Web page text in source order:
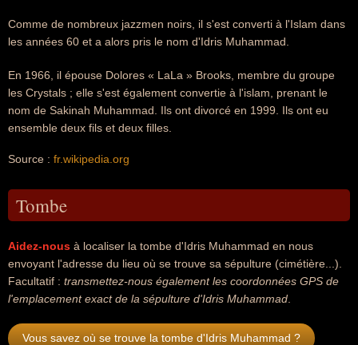
Comme de nombreux jazzmen noirs, il s'est converti à l'Islam dans
les années 60 et a alors pris le nom d'Idris Muhammad.
En 1966, il épouse Dolores « LaLa » Brooks, membre du groupe
les Crystals ; elle s'est également convertie à l'islam, prenant le
nom de Sakinah Muhammad. Ils ont divorcé en 1999. Ils ont eu
ensemble deux fils et deux filles.
Source : fr.wikipedia.org
Tombe
Aidez-nous à localiser la tombe d'Idris Muhammad en nous
envoyant l'adresse du lieu où se trouve sa sépulture (cimétière...).
Facultatif : transmettez-nous également les coordonnées GPS de
l'emplacement exact de la sépulture d'Idris Muhammad
Vous savez où se trouve la tombe d'Idris Muhammad ?